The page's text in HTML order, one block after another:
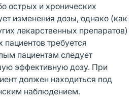
острых и хронических
изменения дозы, однако (как
лекарственных препаратов)
требуется
пациентам следует
эффективную дозу. При
должен находиться под
наблюдением.